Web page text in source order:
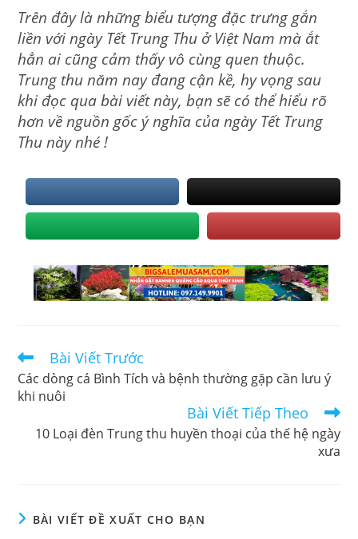
Trên đây là những biểu tượng đặc trưng gắn
liền với ngày Tết Trung Thu ở Việt Nam mà ắt
hẳn ai cũng cảm thấy vô cùng quen thuộc.
Trung thu năm nay đang cận kề, hy vọng sau
khi đọc qua bài viết này, bạn sẽ có thể hiểu rõ
hơn về nguồn gốc ý nghĩa của ngày Tết Trung
Thu này nhé !
Read
articles
Bài Viết Trước
Các dòng cá Bình Tích và bệnh thường gặp cần lưu ý
khi nuôi
Bài Viết Tiếp Theo
10 Loại đèn Trung thu huyền thoại của thế hệ ngày
xưa
BÀI VIẾT ĐỀ XUẤT CHO BẠN